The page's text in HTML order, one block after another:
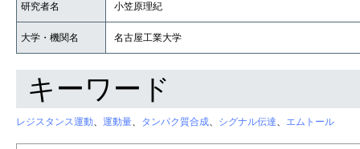
研究者名 小笠原理紀
大学・機関名 名古屋工業大学
キーワード
レジスタンス運動、 運動量、 タンパク質合成、 シグナル伝達、 エムトール